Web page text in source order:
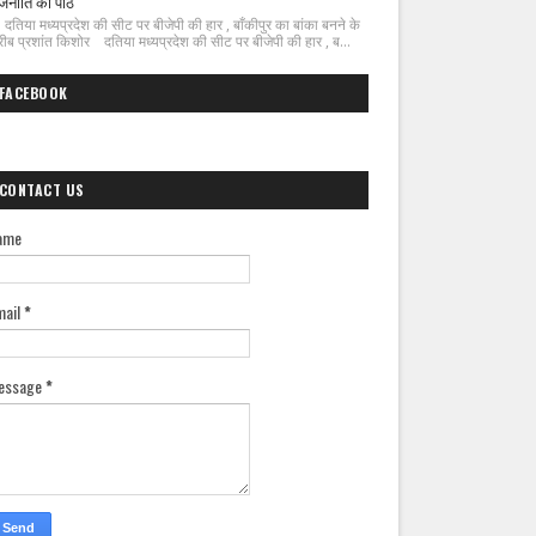
मध्यप्रदेश की सीट पर बीजेपी की हार , बाँकीपुर का बांका बनने के
प्रशांत किशोर दतिया मध्यप्रदेश की सीट पर बीजेपी की हार , ब...
FACEBOOK
CONTACT US
*
*